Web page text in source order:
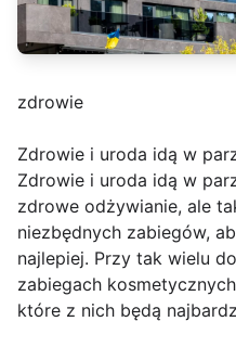
zdrowie
Zdrowie i uroda idą w
Zdrowie i uroda idą w
zdrowe odżywianie, ale
niezbędnych zabiegów,
najlepiej. Przy tak wielu
zabiegach
które z nich będą